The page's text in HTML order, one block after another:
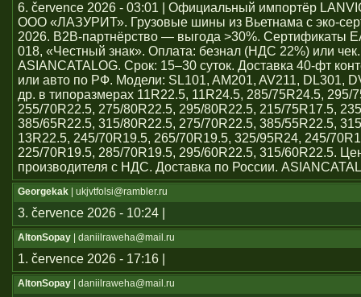
6. července 2026 - 03:01 | Официальный импортёр
ООО «ЛАЗУРИТ». Грузовые шины из Вьетнама с эко-
2026. B2B-партнёрство — выгода >30%. Сертификаты
018, «Честный знак». Оплата: безнал (НДС 22%) или
ASIANCATALOG. Срок: 15–30 суток. Доставка 40-фт
или авто по РФ. Модели: SL101, AM201, AV211, DL301,
др. в типоразмерах 11R22.5, 11R24.5, 285/75R24.5, 295/
255/70R22.5, 275/80R22.5, 295/80R22.5, 215/75R17.5,
385/65R22.5, 315/80R22.5, 275/70R22.5, 385/55R22.5,
13R22.5, 245/70R19.5, 265/70R19.5, 325/95R24, 245/
225/70R19.5, 285/70R19.5, 295/60R22.5, 315/60R22.5.
производителя с НДС. Доставка по России.
Georgekak | ukjvtfolsi@rambler.ru
3. července 2026 - 10:24 |
AltonSopay | daniilraweha@mail.ru
1. července 2026 - 17:16 |
AltonSopay | daniilraweha@mail.ru